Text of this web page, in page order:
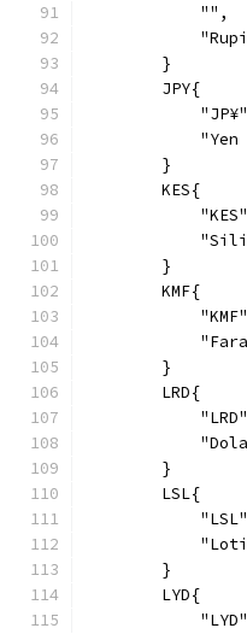
            "₹",
        }
        JPY{
"Yen
        }
        KES{
        }
        KMF{
        }
        LRD{
        }
        LSL{
        }
        LYD{